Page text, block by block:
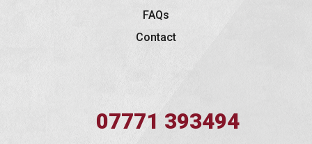
FAQs
Contact
07771 393494